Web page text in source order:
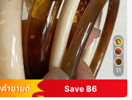
11
Save ฿6